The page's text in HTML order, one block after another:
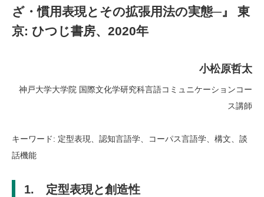
ざ・慣用表現とその拡張用法の実態─』 東
京: ひつじ書房、2020年
小松原哲太
神戸大学大学院 国際文化学研究科言語コミュニケーションコー
ス講師
キーワード: 定型表現、認知言語学、コーパス言語学、構文、談
話機能
1. 定型表現と創造性